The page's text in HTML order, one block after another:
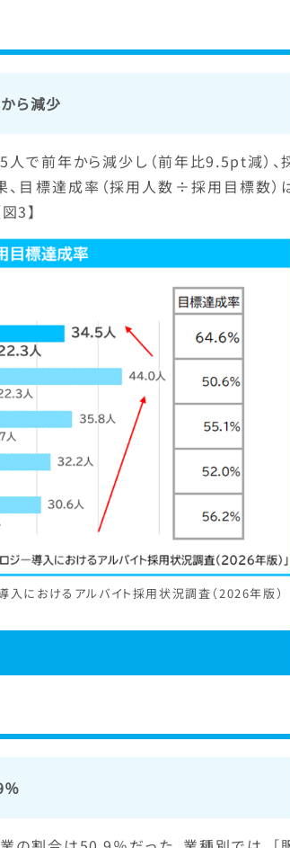
ら減少
で前年から減少し（前年比9.5pt減）、
目標達成率（採用人数÷採用目標数）
3】
入におけるアルバイト採用状況調査（2026年版）